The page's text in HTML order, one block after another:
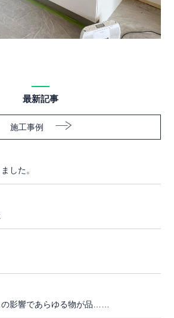
最新記事
施工事例
した。
影響であらゆる物が品……